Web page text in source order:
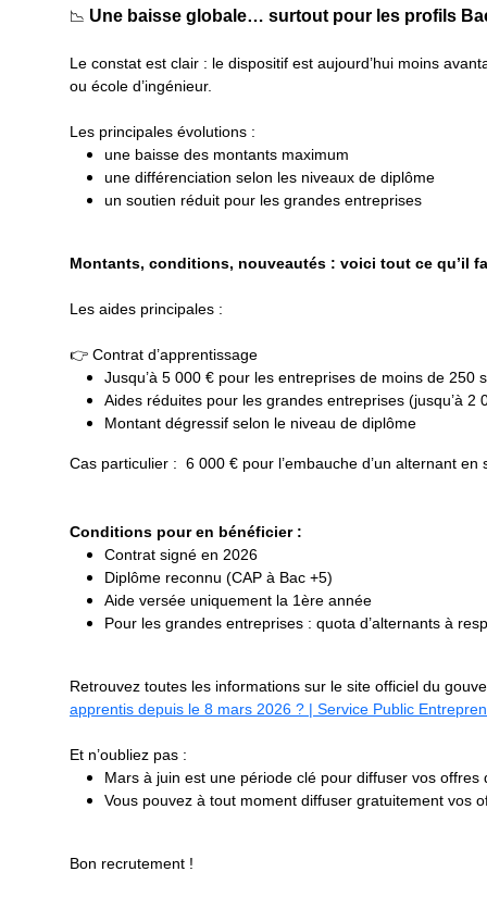
📉 Une baisse globale… surtout pour les profils
Le constat est clair : le dispositif est aujourd’hui moins
ou école d’ingénieur.
Les principales évolutions :
une baisse des montants maximum
une différenciation selon les niveaux de diplôme
un soutien réduit pour les grandes entreprises
Montants, conditions, nouveautés : voici tout ce qu’il
Les aides principales :
👉 Contrat d’apprentissage
Jusqu’à 5 000 € pour les entreprises de moins de 250
Aides réduites pour les grandes entreprises (jusqu’à
Montant dégressif selon le niveau de diplôme
Cas particulier : 6 000 € pour l’embauche d’un alternant
Conditions pour en bénéficier :
Contrat signé en 2026
Diplôme reconnu (CAP à Bac +5)
Aide versée uniquement la 1ère année
Pour les grandes entreprises : quota d’alternants à
Retrouvez toutes les informations sur le site officiel du
apprentis depuis le 8 mars 2026 ? | Service Public
Et n’oubliez pas :
Mars à juin est une période clé pour diffuser vos
Vous pouvez à tout moment diffuser gratuitement
Bon recrutement !